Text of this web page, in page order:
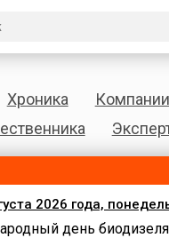
Хроника Компании
2026 года,
день биодизеля